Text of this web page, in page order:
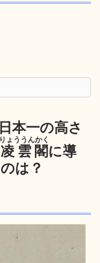
本一の高さ
凌雲閣
りょううんかく
に導
は？